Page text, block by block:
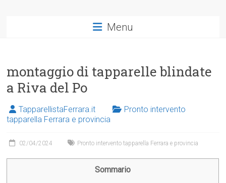
Menu
montaggio di tapparelle blindate
a Riva del Po
TapparellistaFerrara.it
Pronto intervento
tapparella Ferrara e provincia
02/04/2024 Pronto intervento tapparella Ferrara e provincia
Sommario